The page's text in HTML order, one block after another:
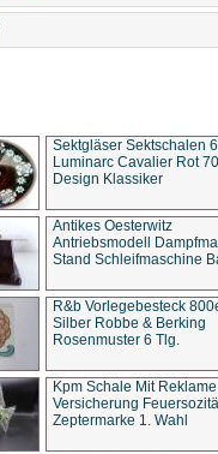
Sektgläser Sektschalen
Luminarc Cavalier Rot
Design Klassiker
Antikes Oesterwitz
Antriebsmodell
Stand Schleifmaschine
R&b Vorlegebesteck
Silber Robbe & Berking
Rosenmuster 6 Tlg.
Kpm Schale Mit Reklame
Versicherung
Zeptermarke 1. Wahl